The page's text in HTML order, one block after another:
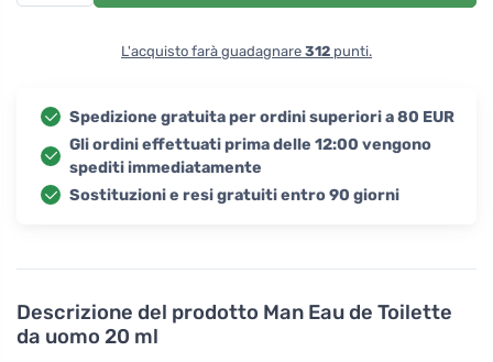
Descrizione del prodotto Man Eau de Toilette
da uomo 20 ml
L'acquisto farà guadagnare 312 punti.
Spedizione gratuita per ordini superiori a 80 EUR
Gli ordini effettuati prima delle 12:00 vengono
spediti immediatamente
Sostituzioni e resi gratuiti entro 90 giorni